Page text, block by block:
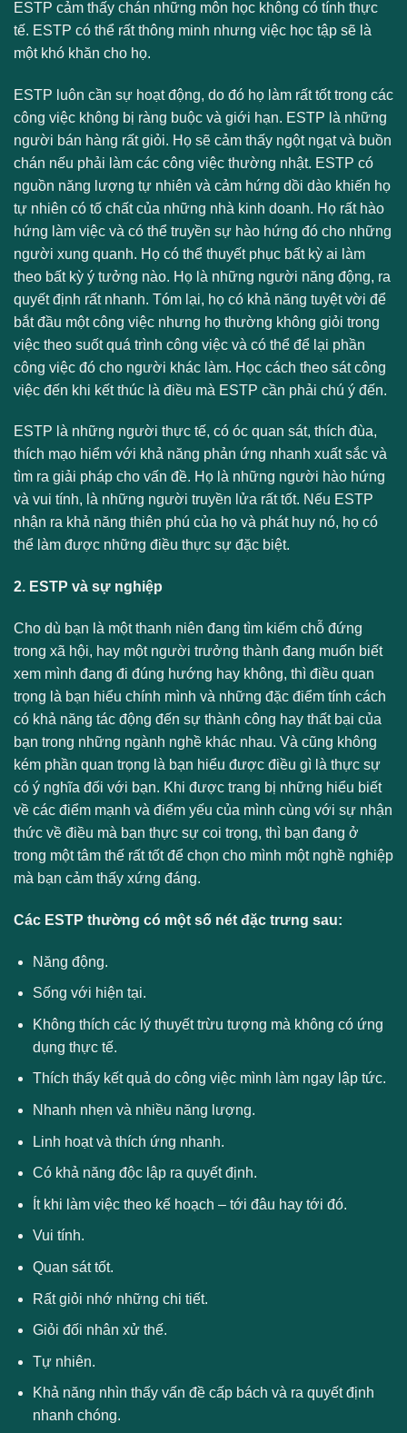
ESTP cảm thấy chán những môn học không có tính thực
tế. ESTP có thể rất thông minh nhưng việc học tập sẽ là
một khó khăn cho họ.
ESTP luôn cần sự hoạt động, do đó họ làm rất tốt trong các
công việc không bị ràng buộc và giới hạn. ESTP là những
người bán hàng rất giỏi. Họ sẽ cảm thấy ngột ngạt và buồn
chán nếu phải làm các công việc thường nhật. ESTP có
nguồn năng lượng tự nhiên và cảm hứng dồi dào khiến họ
tự nhiên có tố chất của những nhà kinh doanh. Họ rất hào
hứng làm việc và có thể truyền sự hào hứng đó cho những
người xung quanh. Họ có thể thuyết phục bất kỳ ai làm
theo bất kỳ ý tưởng nào. Họ là những người năng động, ra
quyết định rất nhanh. Tóm lại, họ có khả năng tuyệt vời để
bắt đầu một công việc nhưng họ thường không giỏi trong
việc theo suốt quá trình công việc và có thể để lại phần
công việc đó cho người khác làm. Học cách theo sát công
việc đến khi kết thúc là điều mà ESTP cần phải chú ý đến.
ESTP là những người thực tế, có óc quan sát, thích đùa,
thích mạo hiểm với khả năng phản ứng nhanh xuất sắc và
tìm ra giải pháp cho vấn đề. Họ là những người hào hứng
và vui tính, là những người truyền lửa rất tốt. Nếu ESTP
nhận ra khả năng thiên phú của họ và phát huy nó, họ có
thể làm được những điều thực sự đặc biệt.
2. ESTP và sự nghiệp
Cho dù bạn là một thanh niên đang tìm kiếm chỗ đứng
trong xã hội, hay một người trưởng thành đang muốn biết
xem mình đang đi đúng hướng hay không, thì điều quan
trọng là bạn hiểu chính mình và những đặc điểm tính cách
có khả năng tác động đến sự thành công hay thất bại của
bạn trong những ngành nghề khác nhau. Và cũng không
kém phần quan trọng là bạn hiểu được điều gì là thực sự
có ý nghĩa đối với bạn. Khi được trang bị những hiểu biết
về các điểm mạnh và điểm yếu của mình cùng với sự nhận
thức về điều mà bạn thực sự coi trọng, thì bạn đang ở
trong một tâm thế rất tốt để chọn cho mình một nghề nghiệp
mà bạn cảm thấy xứng đáng.
Các ESTP thường có một số nét đặc trưng sau:
Năng động.
Sống với hiện tại.
Không thích các lý thuyết trừu tượng mà không có ứng
dụng thực tế.
Thích thấy kết quả do công việc mình làm ngay lập tức.
Nhanh nhẹn và nhiều năng lượng.
Linh hoạt và thích ứng nhanh.
Có khả năng độc lập ra quyết định.
Ít khi làm việc theo kế hoạch – tới đâu hay tới đó.
Vui tính.
Quan sát tốt.
Rất giỏi nhớ những chi tiết.
Giỏi đối nhân xử thế.
Tự nhiên.
Khả năng nhìn thấy vấn đề cấp bách và ra quyết định
nhanh chóng.